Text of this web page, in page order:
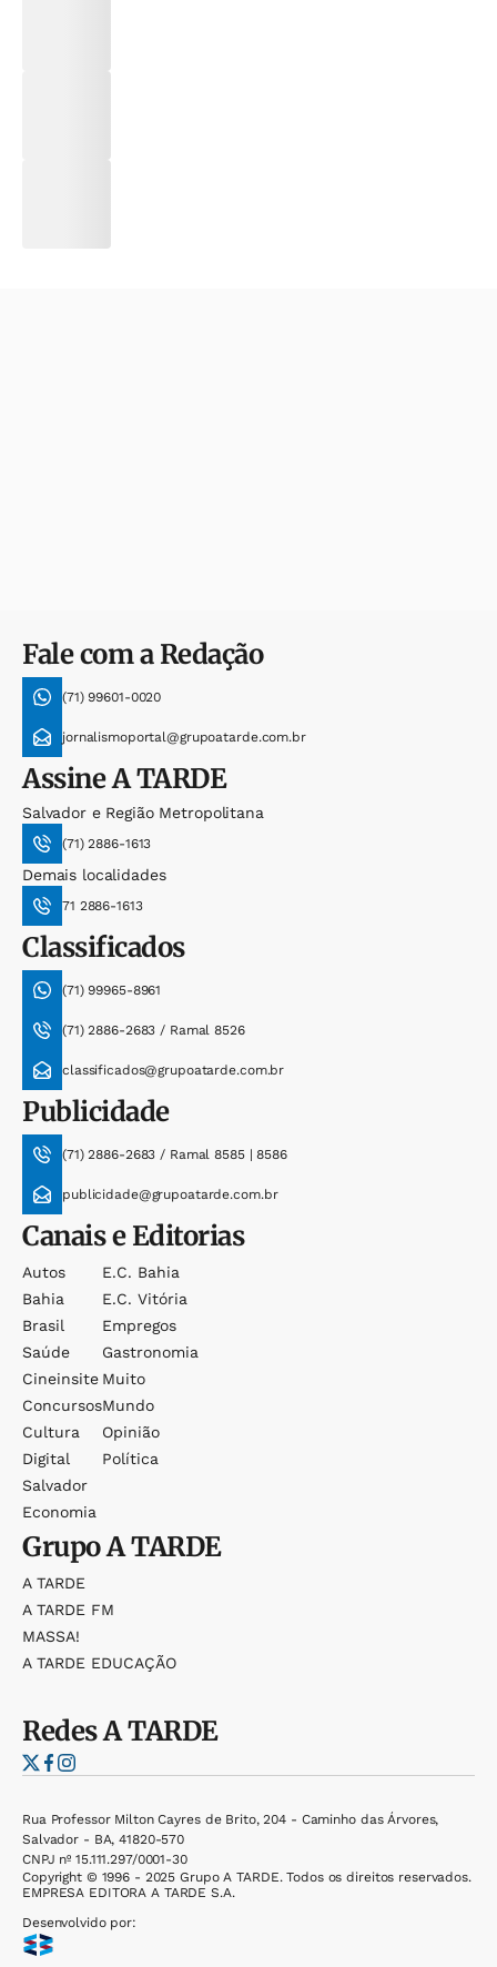
Fale com a Redação
(71) 99601-0020
jornalismoportal@grupoatarde.com.br
AssineA TARDE
Salvador e Região Metropolitana
(71) 2886-1613
Demais localidades
71 2886-1613
Classificados
(71) 99965-8961
(71) 2886-2683 / Ramal 8526
classificados@grupoatarde.com.br
Publicidade
(71) 2886-2683 / Ramal 8585 | 8586
publicidade@grupoatarde.com.br
Canais e Editorias
Autos
Bahia
Brasil
Saúde
Cineinsite
Concursos
Cultura
Digital
Salvador
Economia
E.c. Bahia
E.c. Vitória
Empregos
Gastronomia
Muito
Mundo
Opinião
Política
GrupoA TARDE
A TARDE
A TARDE FM
MASSA!
A TARDE EDUCAÇÃO
RedesA TARDE
Rua Professor Milton Cayres de Brito, 204 - Caminho das Árvores,
Salvador - BA, 41820-570
CNPJ nº 15.111.297/0001-30
Copyright © 1996 - 2025 Grupo A TARDE. Todos os direitos reservados.
EMPRESA EDITORA A TARDE S.A.
Desenvolvido por: